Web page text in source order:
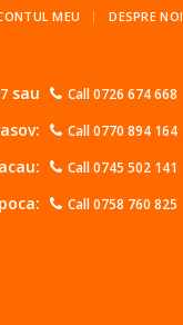
MEU DESPRE NOI
sau Call 0726 674 668
Call 0770 894 164
Call 0745 502 141
Call 0758 760 825